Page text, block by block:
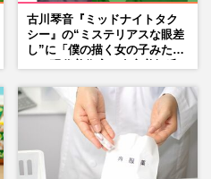
古川琴音『ミッドナイトタク
シー』の“ミステリアスな眼差
し”に「僕の描く女の子みた